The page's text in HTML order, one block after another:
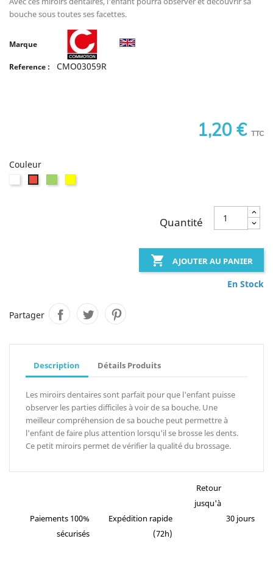
bouche sous toutes ses facettes.
Marque
Reference : CMO03059R
1,20 € TTC
Couleur
Rouge
Quantité
 AJOUTER AU PANIER
En Stock
Partager
Description Détails Produits
Les miroirs dentaires sont parfait pour que l'enfant puisse
observer les parties difficiles à voir de sa bouche. Une
meilleur compréhension de sa bouche peut permettre à
l'enfant de faire plus attention lorsqu'il se brosse les dents.
Ce petit miroirs permet de vérifier la qualité du brossage.
Paiements 100%
sécurisés
Expédition rapide
(72h)
Retour
jusqu'à
30 jours